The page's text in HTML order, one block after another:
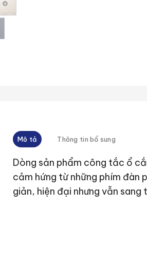
Mô tả Thông tin bổ sung
Dòng sản phẩm công tắc ổ
cảm hứng từ những phím đàn
giản, hiện đại nhưng vẫn